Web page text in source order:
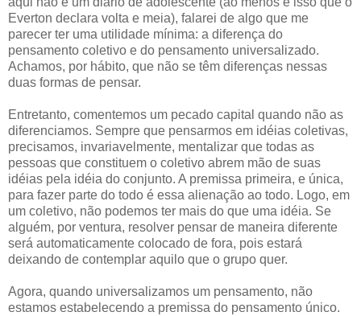
Everton declara volta e meia), falarei de algo que me
parecer ter uma utilidade mínima: a diferença do
pensamento coletivo e do pensamento universalizado.
Achamos, por hábito, que não se têm diferenças nessas
duas formas de pensar.
Entretanto, comentemos um pecado capital quando não as
diferenciamos. Sempre que pensarmos em idéias coletivas,
precisamos, invariavelmente, mentalizar que todas as
pessoas que constituem o coletivo abrem mão de suas
idéias pela idéia do conjunto. A premissa primeira, e única,
para fazer parte do todo é essa alienação ao todo. Logo, em
um coletivo, não podemos ter mais do que uma idéia. Se
alguém, por ventura, resolver pensar de maneira diferente
será automaticamente colocado de fora, pois estará
deixando de contemplar aquilo que o grupo quer.
Agora, quando universalizamos um pensamento, não
estamos estabelecendo a premissa do pensamento único.